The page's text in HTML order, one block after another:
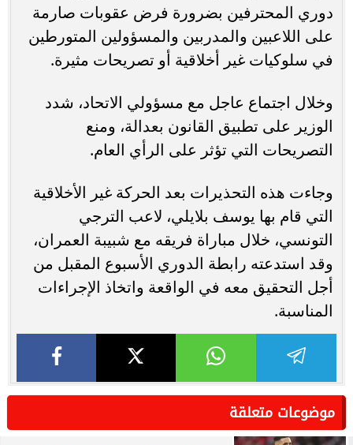
دوري المحترفين بضرورة فرض عقوبات صارمة
على اللاعبين والمدربين والمسؤولين المتورطين
في سلوكيات غير أخلاقية أو تصريحات مثيرة.
وخلال اجتماع عاجل مع مسؤولي الاتحاد، شدد
الوزير على تطبيق القانون بعدالة، ومنع
التصريحات التي تؤثر على الرأي العام.
وجاءت هذه التحذيرات بعد الحركة غير الأخلاقية
التي قام بها يوسف بلايلي، لاعب الترجي
التونسي، خلال مباراة فريقه مع شبيبة العمران،
وقد استدعته رابطة الدوري الأسبوع المقبل من
أجل التحقيق معه في الواقعة واتخاذ الإجراءات
المناسبة.
موضوعات متعلقة